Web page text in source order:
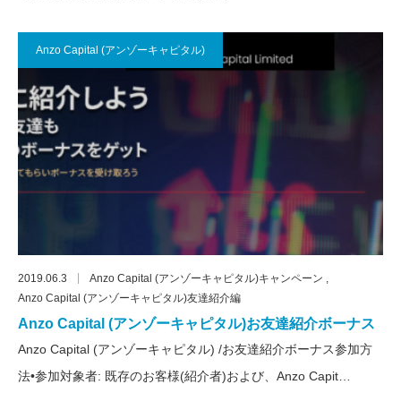
Anzo Capital (アンゾーキャピタル)
2019.06.3
Anzo Capital (アンゾーキャピタル)キャンペーン
Anzo Capital (アンゾーキャピタル)友達紹介編
Anzo Capital (アンゾーキャピタル)お友達紹介ボーナス
Anzo Capital (アンゾーキャピタル) /お友達紹介ボーナス参加方
法•参加対象者: 既存のお客様(紹介者)および、Anzo Capit…